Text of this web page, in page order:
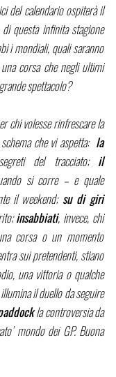
del calendario ospiterà il
questa infinita stagione
i mondiali, quali saranno
corsa che negli ultimi
spettacolo?
chi volesse rinfrescare la
che vi aspetta: la
del tracciato; il
si corre – e quale
il weekend; su di giri
insabbiati, invece, chi
corsa o un momento
sui pretendenti, stiano
una vittoria o qualche
il duello da seguire
la controversia da
mondo dei GP. Buona